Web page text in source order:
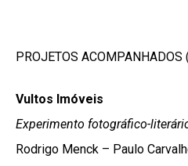
PROJETOS
Vultos Imóveis
Experimento fotográfico-
Rodrigo Menck – Paulo